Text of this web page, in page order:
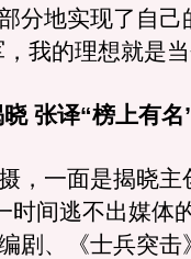
分地实现了自己
我的理想就是
晓 张译“榜上有名
一面是揭晓主
时间逃不出媒体
剧、《士兵突击